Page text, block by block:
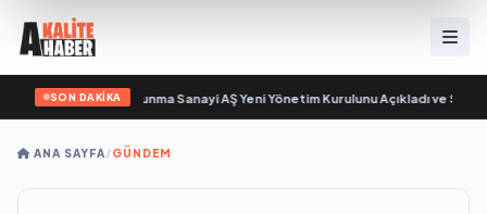
SON DAKİKA
Açıkgöz Savunma Sanayi AŞ Yeni Yönetim Kurulunu Açıkladı ve
ANA SAYFA/GÜNDEM